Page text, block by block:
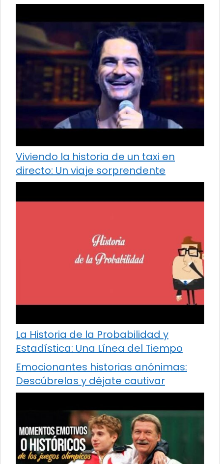
Viviendo la historia de un taxi en
directo: Un viaje sorprendente
La Historia de la Probabilidad y
Estadística: Una Línea del Tiempo
Emocionantes historias anónimas:
Descúbrelas y déjate cautivar